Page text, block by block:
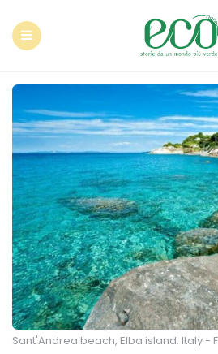
Sant'Andrea beach, Elba island. Italy -